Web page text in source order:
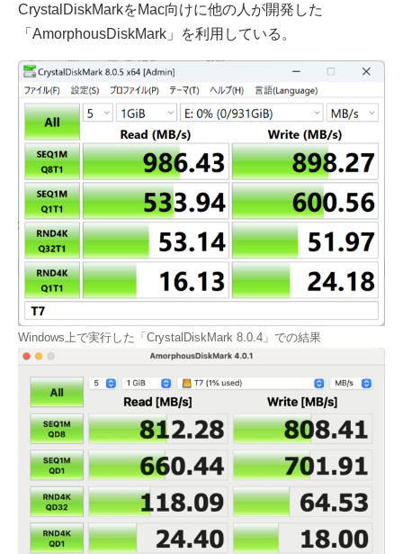
CrystalDiskMarkをMac向けに他の人が開発した
「AmorphousDiskMark」を利用している。
Windows上で実行した「CrystalDiskMark 8.0.4」での結果